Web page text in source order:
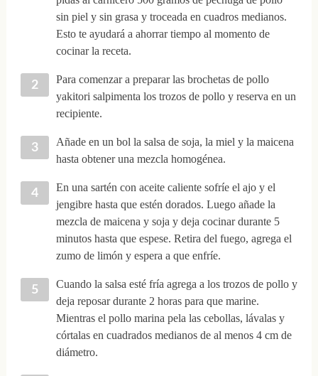
sin piel y sin grasa y troceada en cuadros medianos.
Esto te ayudará a ahorrar tiempo al momento de
cocinar la receta.
Para comenzar a preparar las brochetas de pollo
yakitori salpimenta los trozos de pollo y reserva en un
recipiente.
Añade en un bol la salsa de soja, la miel y la maicena
hasta obtener una mezcla homogénea.
En una sartén con aceite caliente sofríe el ajo y el
jengibre hasta que estén dorados. Luego añade la
mezcla de maicena y soja y deja cocinar durante 5
minutos hasta que espese. Retira del fuego, agrega el
zumo de limón y espera a que enfríe.
Cuando la salsa esté fría agrega a los trozos de pollo y
deja reposar durante 2 horas para que marine.
Mientras el pollo marina pela las cebollas, lávalas y
córtalas en cuadrados medianos de al menos 4 cm de
diámetro.